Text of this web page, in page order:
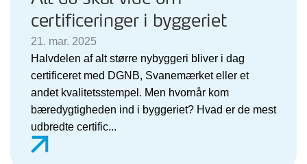
certificeringer i byggeriet
21. mar. 2025
Halvdelen af alt større nybyggeri bliver i dag
certificeret med DGNB, Svanemærket eller et
andet kvalitetsstempel. Men hvornår kom
bæredygtigheden ind i byggeriet? Hvad er de mest
udbredte certific...